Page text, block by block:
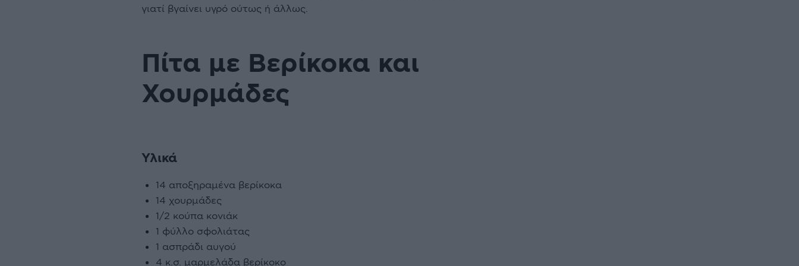
γιατί βγαίνει υγρό ούτως ή άλλως.
Πίτα µε Βερίκοκα και
Χουρµάδες
Υλικά
14 αποξηραµένα βερίκοκα
14 χουρµάδες
1/2 κούπα κονιάκ
1 φύλλο σφολιάτας
1 ασπράδι αυγού
4 κ.σ. µαρµελάδα βερίκοκο